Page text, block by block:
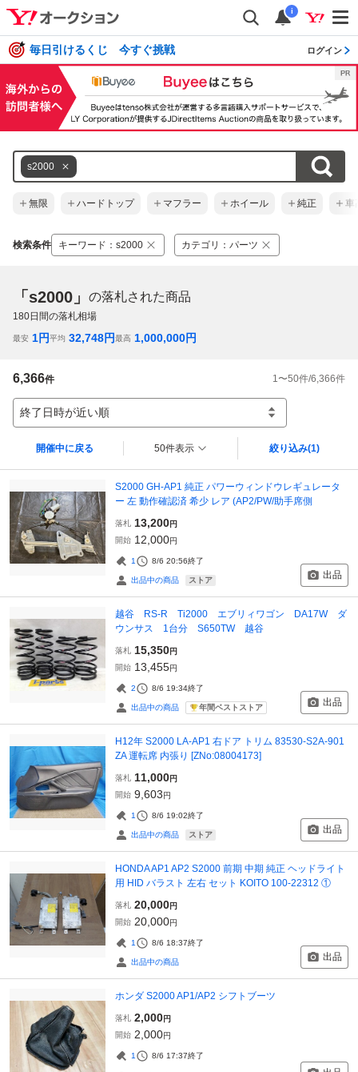
i
毎日引けるくじ 今すぐ挑戦 ログイン
s2000
無限 ハードトップ マフラー ホイール 純正 車
検索条件 キーワード ： s2000 カテゴリ ： パーツ
「s2000」 の落札された商品
180日間の落札相場
最安 1円平均 32,748円最高 1,000,000円
6,366件 1 〜50件/6,366件
終了日時が近い順
開催中に戻る 50件表示 絞り込み(1)
S2000 GH-AP1 純正 パワーウィンドウレギュレータ
ー 左 動作確認済 希少 レア (AP2/PW/助手席側
落札 13,200円
開始 12,000円
1 8/6 20:56終了
出品中の商品 ストア 出品
越谷 RS-R Ti2000 エブリィワゴン DA17W ダ
ウンサス 1台分 S650TW 越谷
落札 15,350円
開始 13,455円
2 8/6 19:34終了
出品中の商品 年間ベストストア 出品
H12年 S2000 LA-AP1 右ドア トリム 83530-S2A-901
ZA 運転席 内張り [ZNo:08004173]
落札 11,000円
開始 9,603円
1 8/6 19:02終了
出品中の商品 ストア 出品
HONDA AP1 AP2 S2000 前期 中期 純正 ヘッドライト
用 HID バラスト 左右 セット KOITO 100-22312 ①
落札 20,000円
開始 20,000円
1 8/6 18:37終了
出品中の商品 出品
ホンダ S2000 AP1/AP2 シフトブーツ
落札 2,000円
開始 2,000円
1 8/6 17:37終了